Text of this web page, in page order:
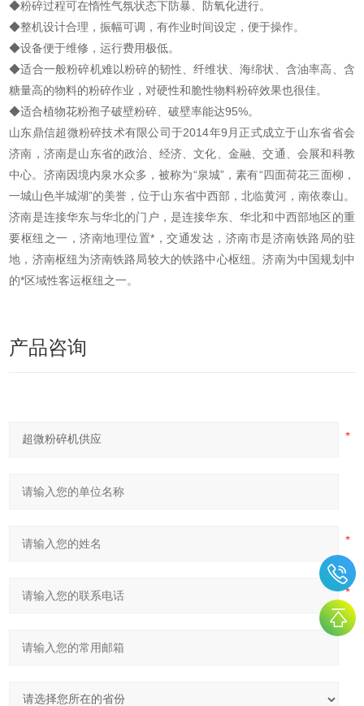
◆粉碎过程可在惰性气氛状态下防暴、防氧化进行。
◆整机设计合理，振幅可调，有作业时间设定，便于操作。
◆设备便于维修，运行费用极低。
◆适合一般粉碎机难以粉碎的韧性、纤维状、海绵状、含油率高、含
糖量高的物料的粉碎作业，对硬性和脆性物料粉碎效果也很佳。
◆适合植物花粉孢子破壁粉碎、破壁率能达95%。
山东鼎信超微粉碎技术有限公司于2014年9月正式成立于山东省省会
济南，济南是山东省的政治、经济、文化、金融、交通、会展和科教
中心。济南因境内泉水众多，被称为“泉城”，素有“四面荷花三面柳，
一城山色半城湖”的美誉，位于山东省中西部，北临黄河，南依泰山。
济南是连接华东与华北的门户，是连接华东、华北和中西部地区的重
要枢纽之一，济南地理位置*，交通发达，济南市是济南铁路局的驻
地，济南枢纽为济南铁路局较大的铁路中心枢纽。济南为中国规划中
的*区域性客运枢纽之一。
产品咨询